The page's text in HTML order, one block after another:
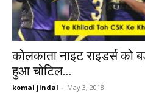
कोलकाता नाइट राइडर्स को
हुआ चोटिल...
komal jindal - May 3, 2018